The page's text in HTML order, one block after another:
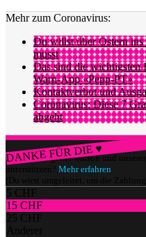
Mehr zum Coronavirus:
Du willst über Ostern ins
musst
Das sind die wichtigsten
Warn-App «Pepp-PT»
Kontaktverbot und
Coronavirus: Diese 7
abgeht
DANKE FÜR DIE ♥
Würdest du gerne watson und
unterstützen? Mehr erfahren
(Du wirst umgeleitet, um die Zahlung
5 CHF
15 CHF
25 CHF
Anderer